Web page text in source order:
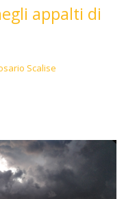
appalti di
Scalise